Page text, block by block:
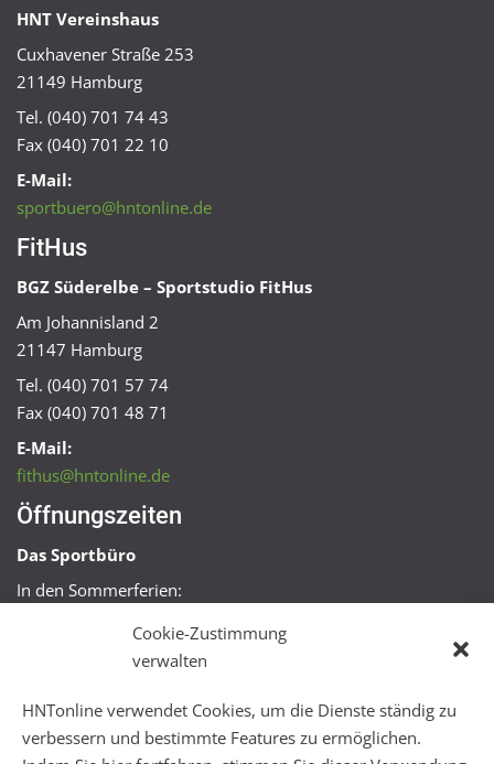
Cookie-Zustimmung
verwalten
HNTonline verwendet Cookies, um die Dienste ständig zu
verbessern und bestimmte Features zu ermöglichen.
HNT Vereinshaus
Cuxhavener Straße 253
21149 Hamburg
Tel. (040) 701 74 43
Fax (040) 701 22 10
E-Mail:
sportbuero@hntonline.de
FitHus
BGZ Süderelbe – Sportstudio FitHus
Am Johannisland 2
21147 Hamburg
Tel. (040) 701 57 74
Fax (040) 701 48 71
E-Mail:
fithus@hntonline.de
Öffnungszeiten
Das Sportbüro
In den Sommerferien:
Mo + Mi 16:00 – 18:00 Uhr
Mo – Fr 08:00 – 22:00 Uhr
Sa + So 10:00 – 18:00 Uhr